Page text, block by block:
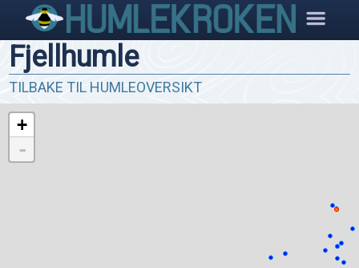
Fjellhumle
TILBAKE TIL HUMLEOVERSIKT
+
-